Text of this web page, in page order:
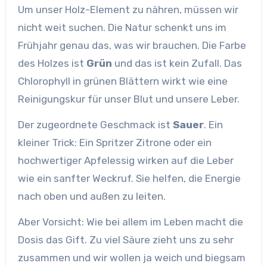
Um unser Holz-Element zu nähren, müssen wir
nicht weit suchen. Die Natur schenkt uns im
Frühjahr genau das, was wir brauchen. Die Farbe
des Holzes ist Grün und das ist kein Zufall. Das
Chlorophyll in grünen Blättern wirkt wie eine
Reinigungskur für unser Blut und unsere Leber.
Der zugeordnete Geschmack ist Sauer. Ein
kleiner Trick: Ein Spritzer Zitrone oder ein
hochwertiger Apfelessig wirken auf die Leber
wie ein sanfter Weckruf. Sie helfen, die Energie
nach oben und außen zu leiten.
Aber Vorsicht: Wie bei allem im Leben macht die
Dosis das Gift. Zu viel Säure zieht uns zu sehr
zusammen und wir wollen ja weich und biegsam